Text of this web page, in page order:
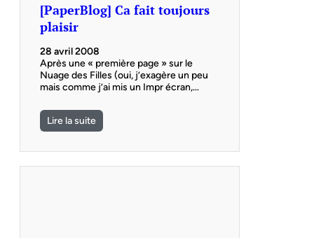
[PaperBlog] Ca fait toujours
plaisir
28 avril 2008
Après une « première page » sur le
Nuage des Filles (oui, j’exagère un peu
mais comme j’ai mis un Impr écran,…
Lire la suite